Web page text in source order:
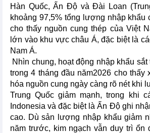
Hàn Quốc, Ấn Độ và Đài Loan
khoảng 97,5% tổng lượng nhập
cho thấy nguồn cung thép của Việt
lớn vào khu vực châu Á, đặc biệt là
Nam Á.
Nhìn chung, hoạt động nhập khẩu
trong 4 tháng đầu năm2026 cho thấy
hóa nguồn cung ngày càng rõ nét khi
Trung Quốc giảm mạnh, trong khi
Indonesia và đặc biệt là Ấn Độ ghi
cao. Dù sản lượng nhập khẩu giảm
năm trước, kim ngạch vẫn duy trì ổn